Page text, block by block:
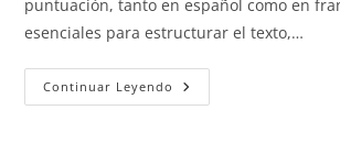
puntuación, tanto en español como en
esenciales para estructurar el texto,…
Continuar Leyendo Los
Signos